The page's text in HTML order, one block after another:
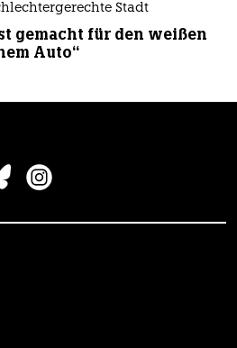
Stadt
gemacht für den weißen
Auto“